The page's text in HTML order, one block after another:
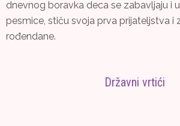
dnevnog boravka deca se zabavljaju i
pesmice, stiču svoja prva prijateljstva i
rođendane.
Državni vrtići